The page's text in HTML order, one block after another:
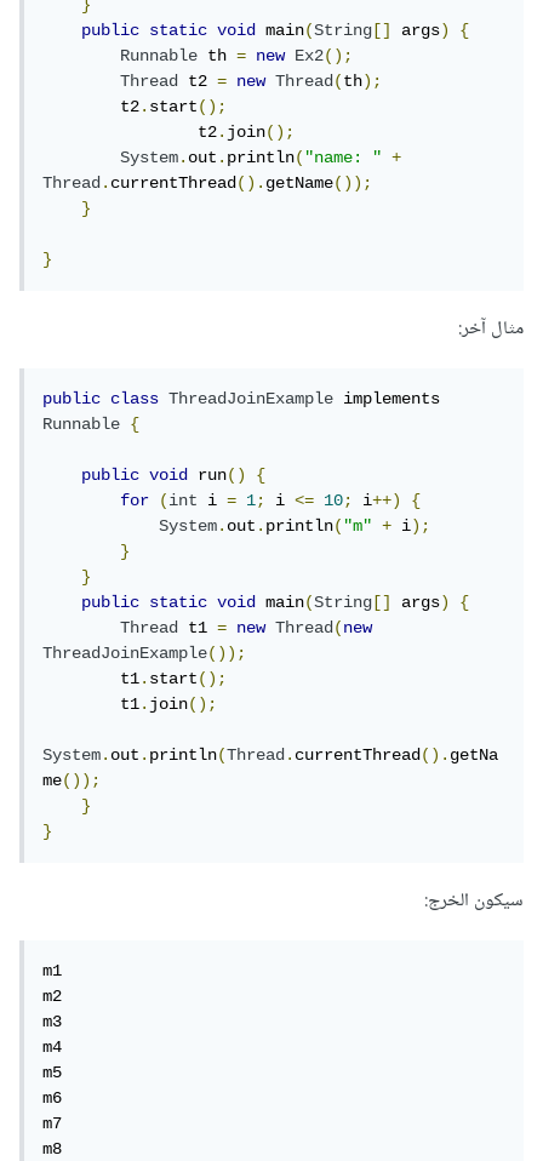
}
public
static void main(String [] args)
{
Runnable th = new Ex2();
Thread t2 = new Thread(th);
        t2
.start();
		t2
.join();
System.out.println("name: "
+
Thread.currentThread().getName());
}
}
مثال آخر:
public class ThreadJoinExample
Runnable
{
public void run()
{
for
(int i = 1; i <= 10; i++)
{
System.out.println("m" + i);
}
}
public
static void main(String [] args)
{
Thread t1 = new Thread(new
ThreadJoinExample());
        t1
.start();
        t1
.join();
System.out.println(Thread.currentThread().getNa
me());
}
}
سيكون الخرج:
m1
m2
m3
m4
m5
m6
m7
m8